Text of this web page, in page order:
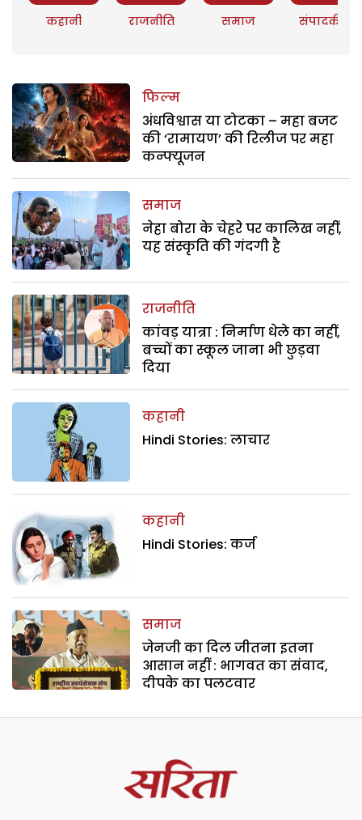
कहानी राजनीति समाज संपादकीय
फिल्म
अंधविश्वास या टोटका – महा बजट
की ‘रामायण’ की रिलीज पर महा
कन्फ्यूजन
समाज
नेहा बोरा के चेहरे पर कालिख नहीं,
यह संस्कृति की गंदगी है
राजनीति
कांवड़ यात्रा : निर्माण धेले का नहीं,
बच्चों का स्कूल जाना भी छुड़वा
दिया
कहानी
Hindi Stories: लाचार
कहानी
Hindi Stories: कर्ज
समाज
जेनजी का दिल जीतना इतना
आसान नहीं : भागवत का संवाद,
दीपके का पलटवार